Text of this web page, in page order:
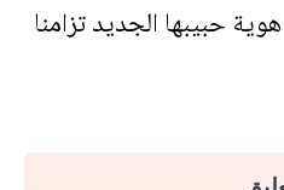
حبيبها الجديد تزامنا